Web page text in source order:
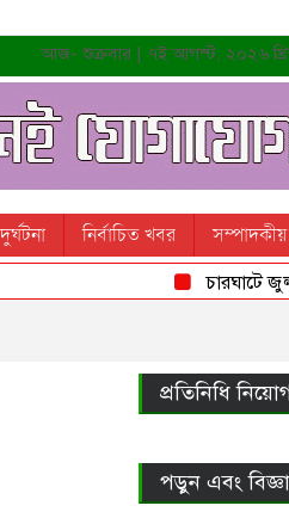
আজ- শুক্রবার | ৭ই আগস্ট, ২০২৬
নির্বাচিত খবর সম্পাদকীয়
চারঘাটে
প্রতিনিধি
পড়ুন এবং